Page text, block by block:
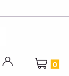
Produkty